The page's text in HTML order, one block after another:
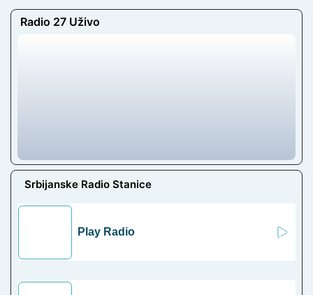
Radio 27 Uživo
Srbijanske Radio Stanice
Play Radio